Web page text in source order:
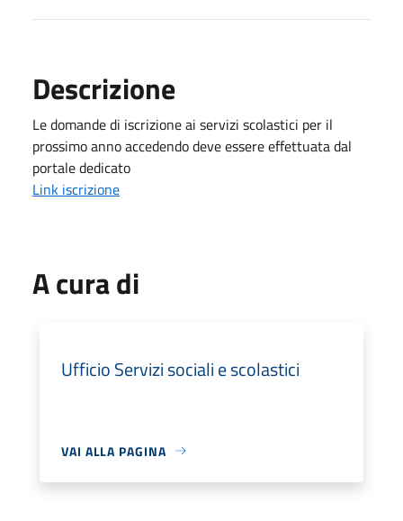
Descrizione
Le domande di iscrizione ai servizi scolastici per il
prossimo anno accedendo deve essere effettuata dal
portale dedicato
Link iscrizione
A cura di
Ufficio Servizi sociali e scolastici
VAI ALLA PAGINA